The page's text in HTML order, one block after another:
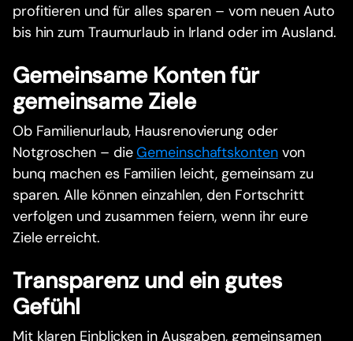
profitieren und für alles sparen – vom neuen Auto
bis hin zum Traumurlaub in Irland oder im Ausland.
Gemeinsame Konten für
gemeinsame Ziele
Ob Familienurlaub, Hausrenovierung oder
Notgroschen – dieGemeinschaftskontenvon
bunq machen es Familien leicht, gemeinsam zu
sparen. Alle können einzahlen, den Fortschritt
verfolgen und zusammen feiern, wenn ihr eure
Ziele erreicht.
Transparenz und ein gutes
Gefühl
Mit klaren Einblicken in Ausgaben, gemeinsamen